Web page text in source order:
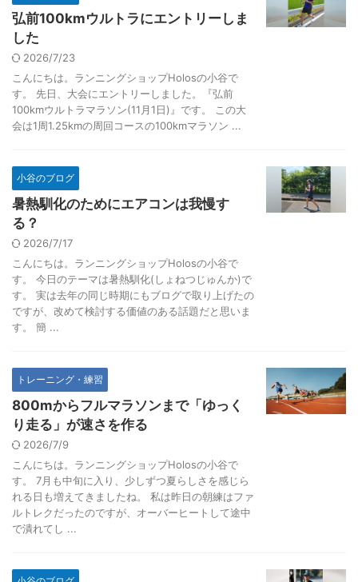
弘前100kmウルトラにエントリーしま
した
2026/7/23
こんにちは。ランニングショップHolosの小谷で
す。 先日、大会にエントリーしました。『弘前
100kmウルトラマラソン(11月1日)』です。 この大
会は1周1.25kmの周回コースの100kmマラソン ...
小谷のブログ
暑熱馴化のためにエアコンは我慢す
る？
2026/7/17
こんにちは。ランニングショップHolosの小谷で
す。 今日のテーマは暑熱馴化(しょねつじゅんか)で
す。 実は去年の同じ時期にもブログで取り上げたの
ですが、改めて検討する価値のある話題だと思いま
す。 簡 ...
トレーニング・練習
800mからフルマラソンまで「ゆっく
り走る」が速さを作る
2026/7/9
こんにちは。ランニングショップHolosの小谷で
す。 7月も中旬に入り、少しずつ夏らしさを感じら
れる日も増えてきましたね。 私は昨日の朝練はファ
ルトレクだったのですが、オーバーヒートして途中
で潰れてし ...